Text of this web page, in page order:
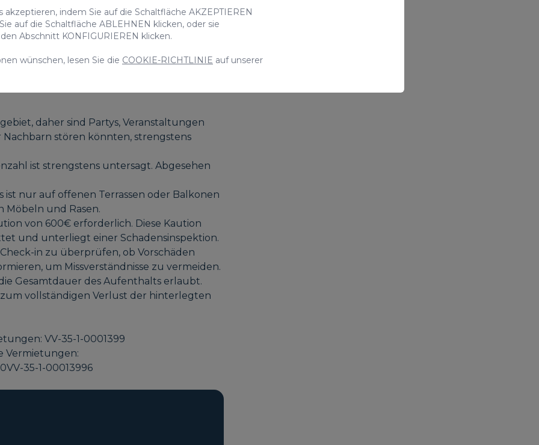
von mehr als 7 Nächten) mit
Kinderbett und ein Hochstuhl zur
daher sind Partys, Veranstaltungen
stören könnten, strengstens
ist strengstens untersagt. Abgesehen
nur auf offenen Terrassen oder Balkonen
und Rasen.
von 600€ erforderlich. Diese Kaution
und unterliegt einer Schadensinspektion.
in zu überprüfen, ob Vorschäden
um Missverständnisse zu vermeiden.
Gesamtdauer des Aufenthalts erlaubt.
vollständigen Verlust der hinterlegten
VV-35-1-0001399
Vermietungen:
35-1-00013996
akzeptieren, indem Sie auf die Schaltfläche AKZEPTIEREN
auf die Schaltfläche ABLEHNEN klicken, oder sie
Abschnitt KONFIGURIEREN klicken.
wünschen, lesen Sie die COOKIE-RICHTLINIE auf unserer